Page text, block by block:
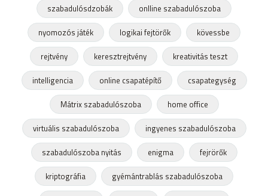
szabadulósdzobák
onlline szabadulószoba
nyomozós játék
logikai fejtörők
kövessbe
rejtvény
keresztrejtvény
kreativitás teszt
intelligencia
online csapatépítő
csapategység
Mátrix szabadulószoba
home office
virtuális szabadulószoba
ingyenes szabadulószoba
szabadulószoba nyitás
enigma
fejrörők
kriptográfia
gyémántrablás szabadulószoba